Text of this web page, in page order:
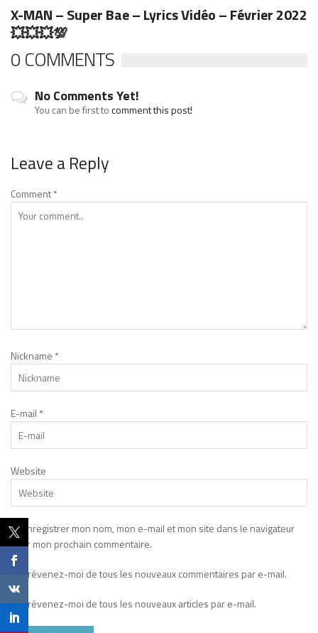
X-MAN – Super Bae – Lyrics Vidéo – Février 2022
💥💥💥💯
0 COMMENTS
No Comments Yet!
You can be first tocomment this post!
Leave a Reply
Comment*
Nickname *
E-mail *
Website
Enregistrer mon nom, mon e-mail et mon site dans le navigateur
pour mon prochain commentaire.
Prévenez-moi de tous les nouveaux commentaires par e-mail.
Prévenez-moi de tous les nouveaux articles par e-mail.